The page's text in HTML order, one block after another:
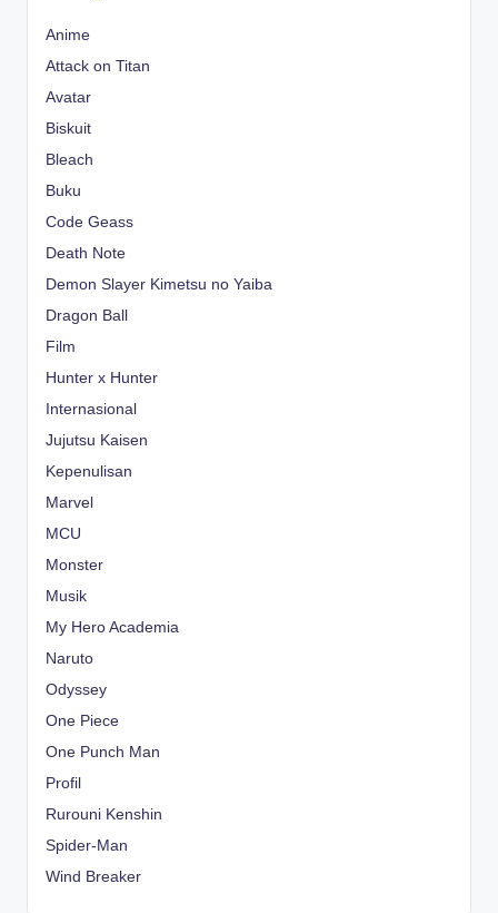
Anime
Attack on Titan
Avatar
Biskuit
Bleach
Buku
Code Geass
Death Note
Demon Slayer Kimetsu no Yaiba
Dragon Ball
Film
Hunter x Hunter
Internasional
Jujutsu Kaisen
Kepenulisan
Marvel
MCU
Monster
Musik
My Hero Academia
Naruto
Odyssey
One Piece
One Punch Man
Profil
Rurouni Kenshin
Spider-Man
Wind Breaker